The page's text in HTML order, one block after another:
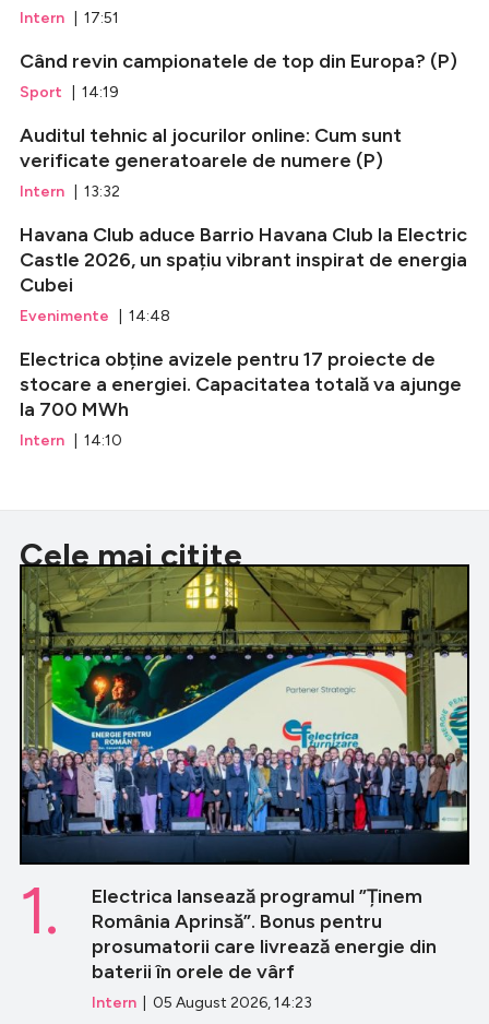
Intern | 17:51
Când revin campionatele de top din Europa? (P)
Sport | 14:19
Auditul tehnic al jocurilor online: Cum sunt
verificate generatoarele de numere (P)
Intern | 13:32
Havana Club aduce Barrio Havana Club la Electric
Castle 2026, un spațiu vibrant inspirat de energia
Cubei
Evenimente | 14:48
Electrica obține avizele pentru 17 proiecte de
stocare a energiei. Capacitatea totală va ajunge
la 700 MWh
Intern | 14:10
Cele mai citite
Electrica lansează programul ”Ținem
România Aprinsă”. Bonus pentru
prosumatorii care livrează energie din
baterii în orele de vârf
Intern | 05 August 2026, 14:23
1.